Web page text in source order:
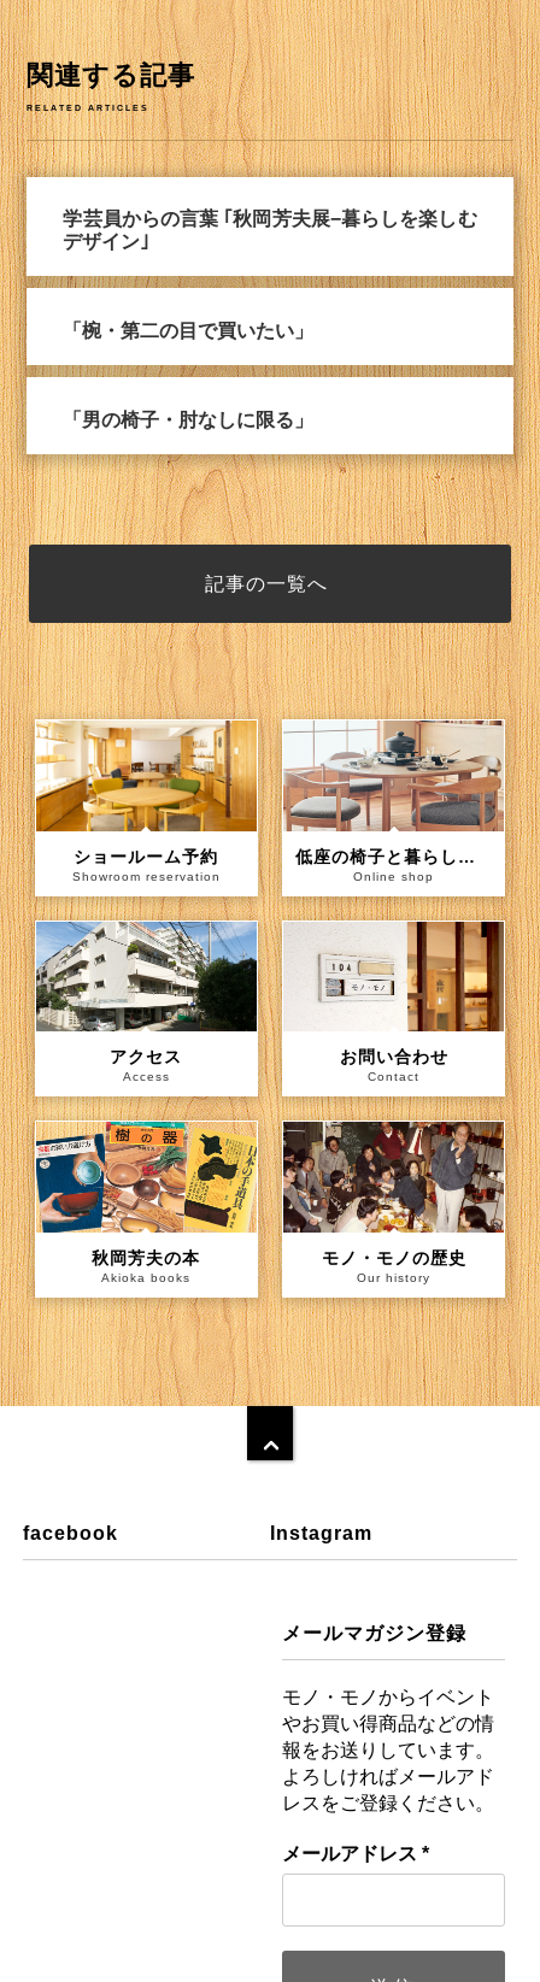
関連する記事
RELATED ARTICLES
学芸員からの言葉 ｢秋岡芳夫展−暮らしを楽しむ
デザイン｣
「椀・第二の目で買いたい」
「男の椅子・肘なしに限る」
記事の一覧へ
ショールーム予約
Showroom reservation
低座の椅子と暮らしの道具店（通信販売）
Online shop
アクセス
Access
お問い合わせ
Contact
秋岡芳夫の本
Akioka books
モノ・モノの歴史
Our history
facebook Instagram
メールマガジン登録
モノ・モノからイベント
やお買い得商品などの情
報をお送りしています。
よろしければメールアド
レスをご登録ください。
メールアドレス *